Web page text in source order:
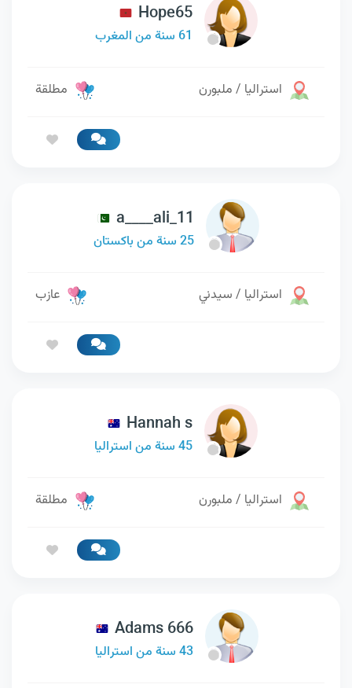
Hope65
61 سنة من المغرب
استراليا / ملبورن مطلقة
a____ali_11
25 سنة من باكستان
استراليا / سيدني عازب
Hannah s
45 سنة من استراليا
استراليا / ملبورن مطلقة
Adams 666
43 سنة من استراليا